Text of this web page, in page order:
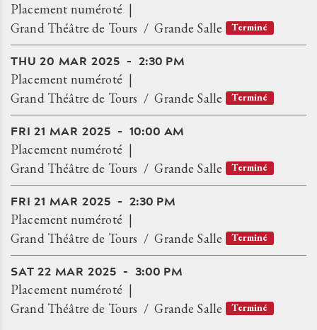
Placement numéroté
Grand Théâtre de Tours
Grande Salle Terminé
THU 20 MAR 2025 2:30 PM
Placement numéroté
Grand Théâtre de Tours
Grande Salle Terminé
FRI 21 MAR 2025 10:00 AM
Placement numéroté
Grand Théâtre de Tours
Grande Salle Terminé
FRI 21 MAR 2025 2:30 PM
Placement numéroté
Grand Théâtre de Tours
Grande Salle Terminé
SAT 22 MAR 2025 3:00 PM
Placement numéroté
Grand Théâtre de Tours
Grande Salle Terminé